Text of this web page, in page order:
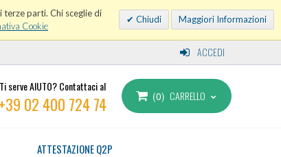
parti. Chi sceglie di
Cookie
Chiudi Maggiori Informazioni
ACCEDI
Ti serve AIUTO? Contattaci al
+39 02 400 724 74 0 CARRELLO
ATTESTAZIONE Q2P